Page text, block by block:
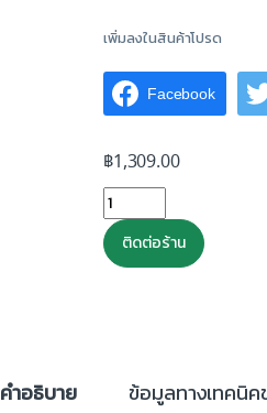
เพิ่มลงในสินค้าโปรด
Facebook
฿1,309.00
ประตู HDFเรียบลาย AF
ติดต่อร้าน
คำอธิบาย ข้อมูลทางเทคนิ